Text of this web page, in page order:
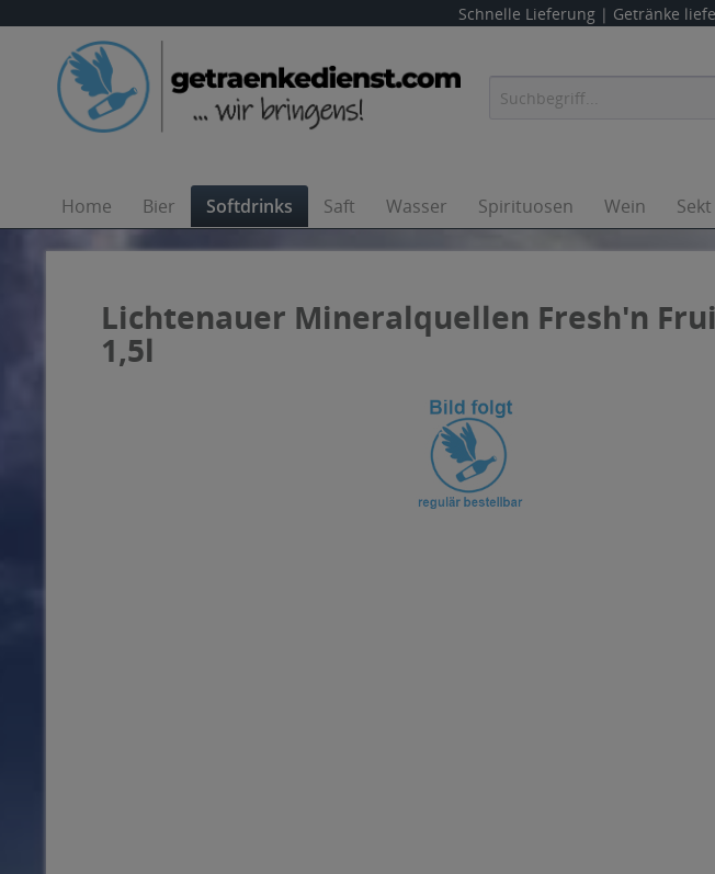
Schnelle Lieferung | Getränke
Home Bier Softdrinks Saft Wasser Spirituosen Wein
Lichtenauer Mineralquellen Fresh'n
1,5l